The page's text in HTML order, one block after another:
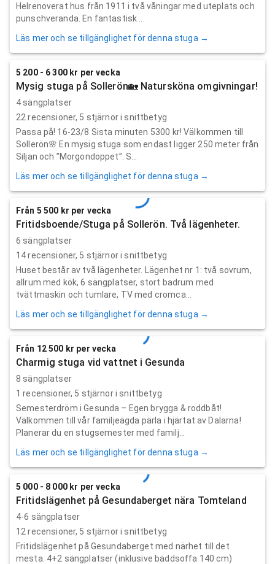
Helrenoverat hus från 1911 i två våningar med uteplats och
punschveranda. En fantastisk ...
Läs mer och se tillgänglighet för denna stuga →
5 200 - 6 300 kr per vecka
Mysig stuga på Sollerön🏡 Natursköna omgivningar!
4 sängplatser
22 recensioner, 5 stjärnor i snittbetyg
Passa på! 16-23/8 Sista minuten 5300 kr! Välkommen till
Sollerön🌸 En mysig stuga som endast ligger 250 meter från
Siljan och ”Morgondoppet”. S...
Läs mer och se tillgänglighet för denna stuga →
Från 5 500 kr per vecka
Fritidsboende/Stuga på Sollerön. Två lägenheter.
6 sängplatser
14recensioner, 5 stjärnor i snittbetyg
Huset består av två lägenheter. Lägenhet nr 1: två sovrum,
allrum med kök, 6 sängplatser, stort badrum med
tvättmaskin och tumlare, TV med cromca...
Läs mer och se tillgänglighet för denna stuga →
Från 12 500 kr per vecka
Charmig stuga vid vattnet i Gesunda
8 sängplatser
1 recensioner, 5 stjärnor i snittbetyg
Semesterdröm i Gesunda – Egen brygga & roddbåt!
Välkommen till vår familjeägda pärla i hjärtat av Dalarna!
Planerar du en stugsemester med familj...
Läs mer och se tillgänglighet för denna stuga →
5 000 - 8 000 kr per vecka
Fritidslägenhet på Gesundaberget nära Tomteland
4-6 sängplatser
12 recensioner, 5 stjärnor i snittbetyg
Fritidslägenhet på Gesundaberget med närhet till det
mesta. 4+2 sängplatser (inklusive bäddsoffa 140 cm)